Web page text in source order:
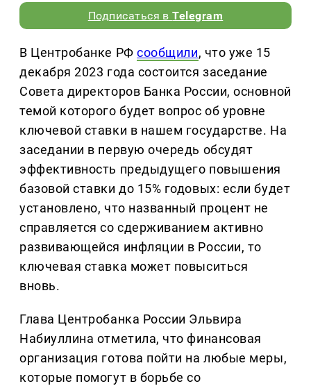
Подписаться вTelegram
В Центробанке РФсообщили, что уже 15
декабря 2023 года состоится заседание
Совета директоров Банка России, основной
темой которого будет вопрос об уровне
ключевой ставки в нашем государстве. На
заседании в первую очередь обсудят
эффективность предыдущего повышения
базовой ставки до 15% годовых: если будет
установлено, что названный процент не
справляется со сдерживанием активно
развивающейся инфляции в России, то
ключевая ставка может повыситься
вновь.
Глава Центробанка России Эльвира
Набиуллина отметила, что финансовая
организация готова пойти на любые меры,
которые помогут в борьбе со